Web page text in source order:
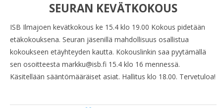
SEURAN KEVÄTKOKOUS
ISB Ilmajoen kevätkokous ke 15.4 klo 19.00 Kokous pidetään
etäkokouksena. Seuran jäsenillä mahdollisuus osallistua
kokoukseen etäyhteyden kautta. Kokouslinkin saa pyytämällä
sen osoitteesta markku@isb.fi 15.4 klo 16 mennessä.
Käsitellään sääntömääräiset asiat. Hallitus klo 18.00. Tervetuloa!